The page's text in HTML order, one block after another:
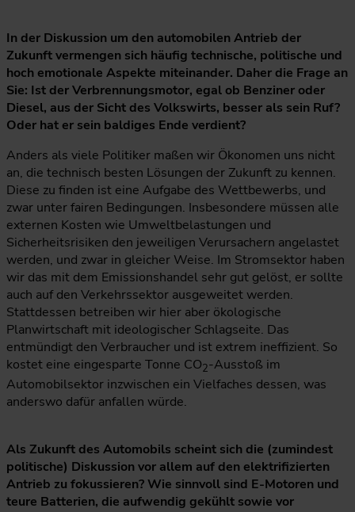
In der Diskussion um den automobilen Antrieb der
Zukunft vermengen sich häufig technische, politische und
hoch emotionale Aspekte miteinander. Daher die Frage an
Sie: Ist der Verbrennungsmotor, egal ob Benziner oder
Diesel, aus der Sicht des Volkswirts, besser als sein Ruf?
Oder hat er sein baldiges Ende verdient?
Anders als viele Politiker maßen wir Ökonomen uns nicht
an, die technisch besten Lösungen der Zukunft zu kennen.
Diese zu finden ist eine Aufgabe des Wettbewerbs, und
zwar unter fairen Bedingungen. Insbesondere müssen alle
externen Kosten wie Umweltbelastungen und
Sicherheitsrisiken den jeweiligen Verursachern angelastet
werden, und zwar in gleicher Weise. Im Stromsektor haben
wir das mit dem Emissionshandel sehr gut gelöst, er sollte
auch auf den Verkehrssektor ausgeweitet werden.
Stattdessen betreiben wir hier aber ökologische
Planwirtschaft mit ideologischer Schlagseite. Das
entmündigt den Verbraucher und ist extrem ineffizient. So
kostet eine eingesparte Tonne CO2-Ausstoß im
Automobilsektor inzwischen ein Vielfaches dessen, was
anderswo dafür anfallen würde.
Als Zukunft des Automobils scheint sich die (zumindest
politische) Diskussion vor allem auf den elektrifizierten
Antrieb zu fokussieren? Wie sinnvoll sind E-Motoren und
teure Batterien, die aufwendig gekühlt sowie vor